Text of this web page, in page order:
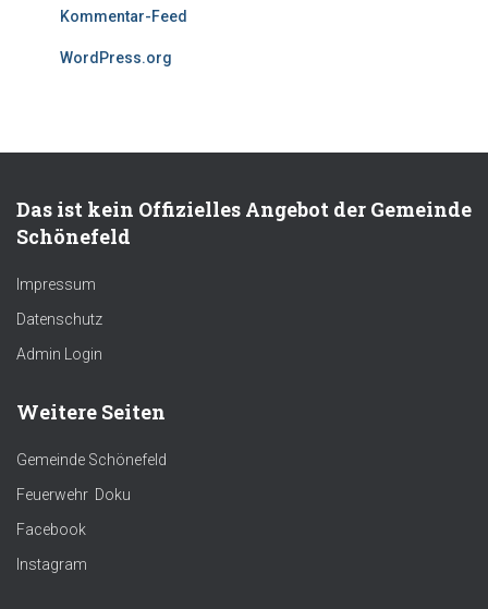
Kommentar-Feed
WordPress.org
Das ist kein Offizielles Angebot der Gemeinde
Schönefeld
Impressum
Datenschutz
Admin Login
Weitere Seiten
Gemeinde Schönefeld
Feuerwehr Doku
Facebook
Instagram